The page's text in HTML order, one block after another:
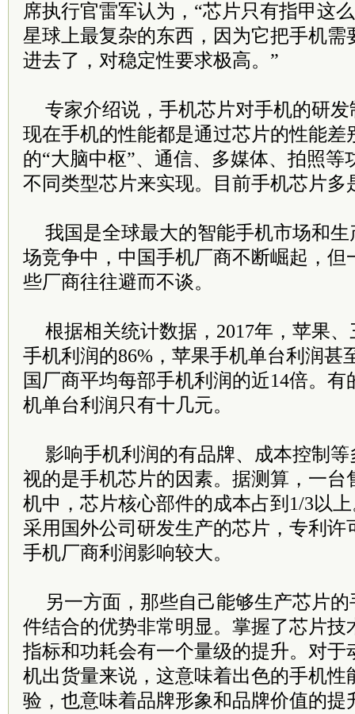
席执行官雷军认为，“芯片只有指甲这
星球上最复杂的东西，因为它把手机需
进去了，对稳定性要求极高。”
专家介绍说，手机芯片对手机的研
现在手机的性能都是通过芯片的性能差
的“大脑中枢”、通信、多媒体、拍照等
不同类型芯片来实现。目前手机芯片多
我国是全球最大的智能手机市场和
场竞争中，中国手机厂商不断崛起，但
些厂商往往避而不谈。
根据相关统计数据，2017年，苹果
手机利润的86%，苹果手机单台利润甚
国厂商平均每部手机利润的近14倍。
机单台利润只有十几元。
影响手机利润的有品牌、成本控制
视的是手机芯片的因素。据测算，一台
机中，芯片核心部件的成本占到1/3以
采用国外公司研发生产的芯片，专利许
手机厂商利润影响较大。
另一方面，那些自己能够生产芯片
件结合的优势非常明显。掌握了芯片技
指标和功耗会有一个量级的提升。对于
机出货量来说，这意味着出色的手机性
验，也意味着品牌形象和品牌价值的提